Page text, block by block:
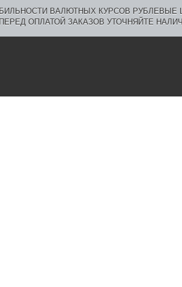
ВАЛЮТНЫХ КУРСОВ
ОПЛАТОЙ ЗАКАЗОВ УТОЧНЯЙТЕ